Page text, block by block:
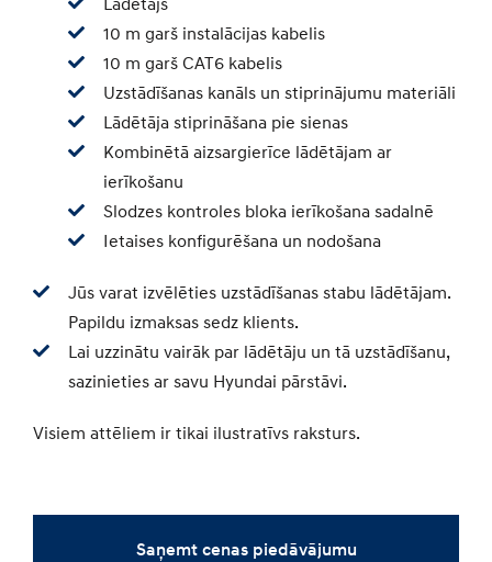
Lādētājs
10 m garš instalācijas kabelis
10 m garš CAT6 kabelis
Uzstādīšanas kanāls un stiprinājumu materiāli
Lādētāja stiprināšana pie sienas
Kombinētā aizsargierīce lādētājam ar
ierīkošanu
Slodzes kontroles bloka ierīkošana sadalnē
Ietaises konfigurēšana un nodošana
Jūs varat izvēlēties uzstādīšanas stabu lādētājam.
Papildu izmaksas sedz klients.
Lai uzzinātu vairāk par lādētāju un tā uzstādīšanu,
sazinieties ar savu Hyundai pārstāvi.
Visiem attēliem ir tikai ilustratīvs raksturs.
Saņemt cenas piedāvājumu